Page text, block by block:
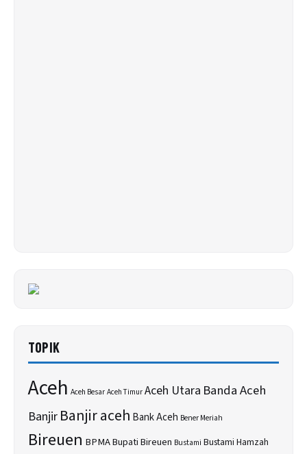
TOPIK
Aceh Aceh Besar Aceh Timur Aceh Utara Banda Aceh
BanjirBanjir aceh Bank Aceh Bener Meriah
Bireuen BPMABupati Bireuen Bustami Bustami Hamzah